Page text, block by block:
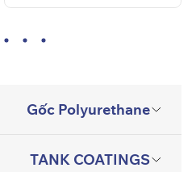
Gốc Polyurethane
TANK COATINGS